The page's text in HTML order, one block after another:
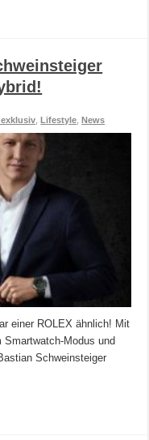
,Lifestyle ,News
einer ROLEX ähnlich! Mit
Modus und
Schweinsteiger